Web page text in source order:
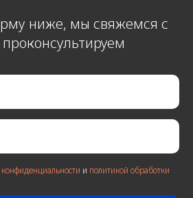
ниже, мы свяжемся с
и политикой обработки